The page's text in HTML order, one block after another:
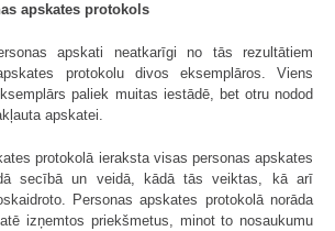
apskates protokols
apskati neatkarīgi no tās rezultātiem
protokolu divos eksemplāros. Viens
paliek muitas iestādē, bet otru nodod
apskatei.
protokolā ieraksta visas personas apskates
secībā un veidā, kādā tās veiktas, kā arī
Personas apskates protokolā norāda
izņemtos priekšmetus, minot to nosaukumu